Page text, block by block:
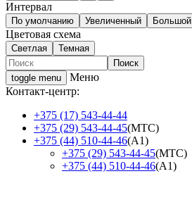
Интервал
По умолчанию Увеличенный Большой
Цветовая схема
Светлая Темная
toggle menu
Меню
Контакт-центр:
+375 (17) 543-44-44
+375 (29) 543-44-45(МТС)
+375 (44) 510-44-46(А1)
+375 (29) 543-44-45(МТС)
+375 (44) 510-44-46(А1)